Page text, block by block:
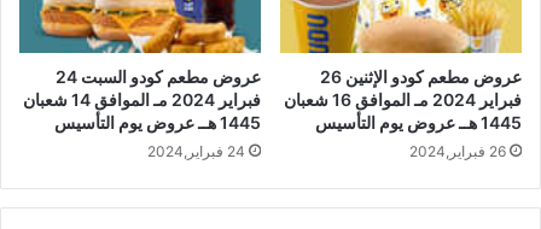
عروض مطعم كودو الإثنين 26
فبراير 2024 مـ الموافق 16 شعبان
1445 هــ عروض يوم التأسيس
26 فبراير,2024
عروض مطعم كودو السبت 24
فبراير 2024 مـ الموافق 14 شعبان
1445 هــ عروض يوم التأسيس
24 فبراير,2024